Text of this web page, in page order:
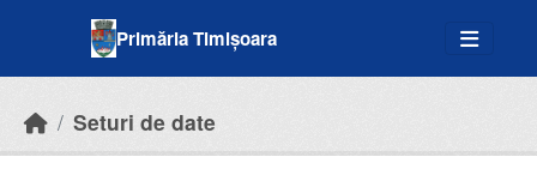
Primăria Timișoara
Seturi de date